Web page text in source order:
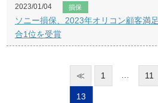
2023/01/04 損保
ソニー損保、2023年オリコン顧客満
合1位を受賞
≪ 1 … 11
13